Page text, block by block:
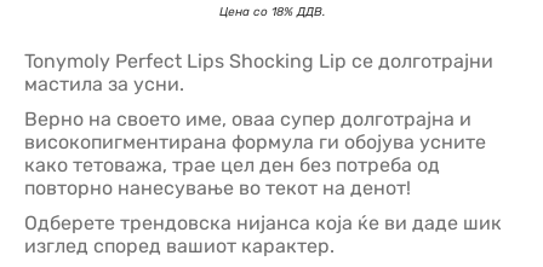
Tonymoly Perfect Lips Shocking Lip се долготрајни
мастила за усни.
Верно на своето име, оваа супер долготрајна и
високопигментирана формула ги обојува усните
како тетоважа, трае цел ден без потреба од
повторно нанесување во текот на денот!
Одберете трендовска нијанса која ќе ви даде шик
изглед според вашиот карактер.